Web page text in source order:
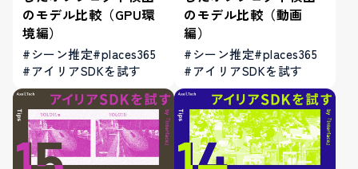
のモデル比較（GPU環
境編）
#シーン推定#places365
#アイリアSDKを試す
のモデル比較（動画
編）
#シーン推定#places365
#アイリアSDKを試す